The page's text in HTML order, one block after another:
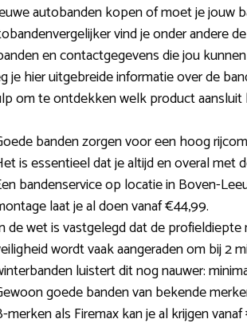
autobanden kopen of moet je jouw
vind je onder andere
en contactgegevens die jou
je hier uitgebreide informatie over de
om te ontdekken welk product aansluit
banden zorgen voor een hoog
is essentieel dat je altijd en overal met
bandenservice op locatie in Boven-
laat je al doen vanaf €44,99.
de wet is vastgelegd dat de
wordt vaak aangeraden om bij 2
luistert dit nog nauwer:
goede banden van bekende
merken als Firemax kan je al krijgen